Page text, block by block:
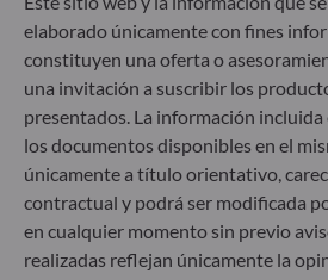
transition
elaborado únicamente con fines
constituyen una oferta o
una invitación a suscribir los
presentados. La información incluida
los documentos disponibles en el
únicamente a título orientativo,
contractual y podrá ser modificada
en cualquier momento sin previo
realizadas reflejan únicamente la